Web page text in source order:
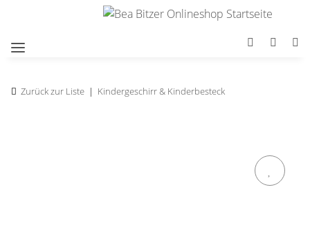
Zurück zur Liste Kindergeschirr & Kinderbesteck